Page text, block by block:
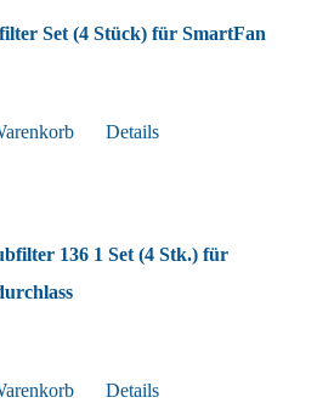
Set (4 Stück) für SmartFan
Details
136 1 Set (4 Stk.) für
Details